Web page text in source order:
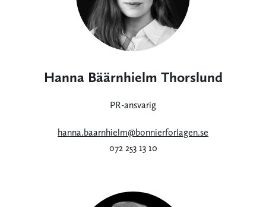
Hanna Bäärnhielm Thorslund
PR-ansvarig
hanna.baarnhielm@bonnierforlagen.se
072 253 13 10